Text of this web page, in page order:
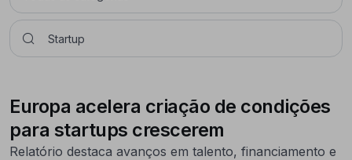
Europa acelera criação de condições
para startups crescerem
Relatório destaca avanços em talento, financiamento e